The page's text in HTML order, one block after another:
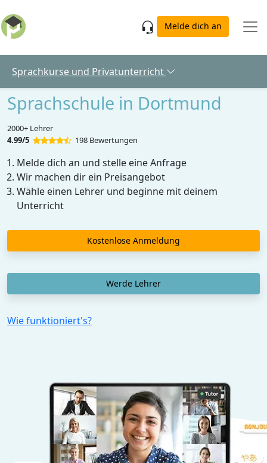
Melde dich an
Sprachkurse und Privatunterricht
Sprachschule in Dortmund
2000+ Lehrer
4.99/5
198 Bewertungen
Melde dich an und stelle eine Anfrage
Wir machen dir ein Preisangebot
Wähle einen Lehrer und beginne mit deinem
Unterricht
Kostenlose Anmeldung
Werde Lehrer
Wie funktioniert's?